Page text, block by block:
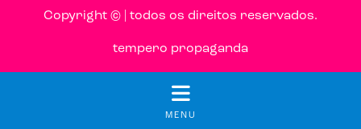
Copyright © | todos os direitos reservados.
tempero propaganda
MENU